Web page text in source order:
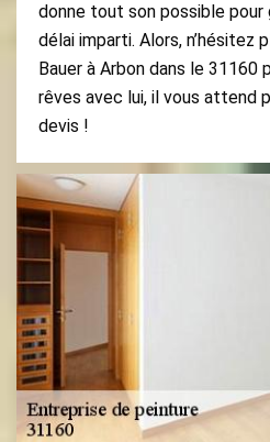
donne tout son possible pour
délai imparti. Alors, n’hésitez
Bauer à Arbon dans le 31160
rêves avec lui, il vous attend
devis !